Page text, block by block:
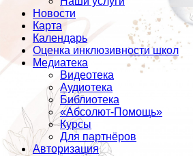
Новости
Карта
Календарь
Оценка инклюзивности школ
Медиатека
Видеотека
Аудиотека
Библиотека
«Абсолют-Помощь»
Курсы
Для партнёров
Авторизация